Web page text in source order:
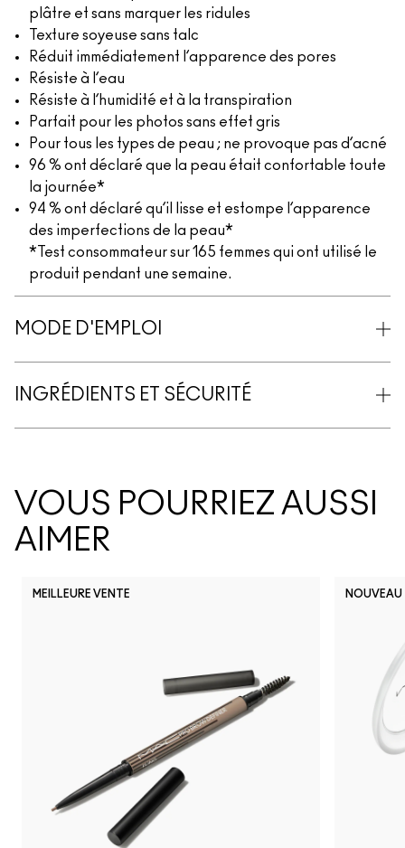
plâtre et sans marquer les ridules
Texture soyeuse sans talc
Réduit immédiatement l’apparence des pores
Résiste à l’eau
Résiste à l’humidité et à la transpiration
Parfait pour les photos sans effet gris
Pour tous les types de peau ; ne provoque pas d’acné
96 % ont déclaré que la peau était confortable toute
la journée*
94 % ont déclaré qu’il lisse et estompe l’apparence
des imperfections de la peau*
*Test consommateur sur 165 femmes qui ont utilisé le
produit pendant une semaine.
MODE D'EMPLOI
INGRÉDIENTS ET SÉCURITÉ
VOUS POURRIEZ AUSSI
AIMER
MEILLEURE VENTE NOUVEAU